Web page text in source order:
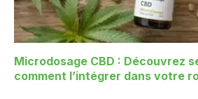
Microdosage CBD : Découvrez
comment l’intégrer dans votre